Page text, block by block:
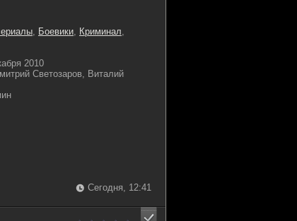
, Боевики, Криминал,
2010
Светозаров, Виталий
Сегодня, 12:41